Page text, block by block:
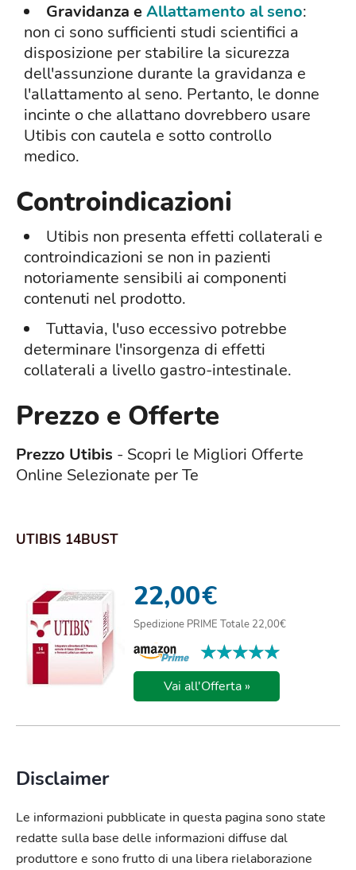
Gravidanza eAllattamento al seno:
non ci sono sufficienti studi scientifici a
disposizione per stabilire la sicurezza
dell'assunzione durante la gravidanza e
l'allattamento al seno. Pertanto, le donne
incinte o che allattano dovrebbero usare
Utibis con cautela e sotto controllo
medico.
Controindicazioni
Utibis non presenta effetti collaterali e
controindicazioni se non in pazienti
notoriamente sensibili ai componenti
contenuti nel prodotto.
Tuttavia, l'uso eccessivo potrebbe
determinare l'insorgenza di effetti
collaterali a livello gastro-intestinale.
Prezzo e Offerte
Prezzo Utibis - Scopri le Migliori Offerte
Online Selezionate per Te
UTIBIS 14BUST
22,00€
Spedizione PRIME Totale 22,00€
★★★★★
★★★★★
Vai all'Offerta »
Disclaimer
Le informazioni pubblicate in questa pagina sono state
redatte sulla base delle informazioni diffuse dal
produttore e sono frutto di una libera rielaborazione